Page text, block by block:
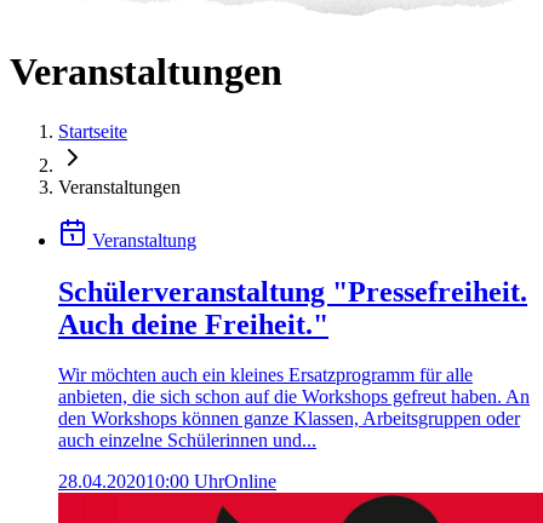
Veranstaltungen
Startseite
Veranstaltungen
Veranstaltung
Schülerveranstaltung "Pressefreiheit.
Auch deine Freiheit."
Wir möchten auch ein kleines Ersatzprogramm für alle
anbieten, die sich schon auf die Workshops gefreut haben. An
den Workshops können ganze Klassen, Arbeitsgruppen oder
auch einzelne Schülerinnen und...
28.04.202010:00 UhrOnline